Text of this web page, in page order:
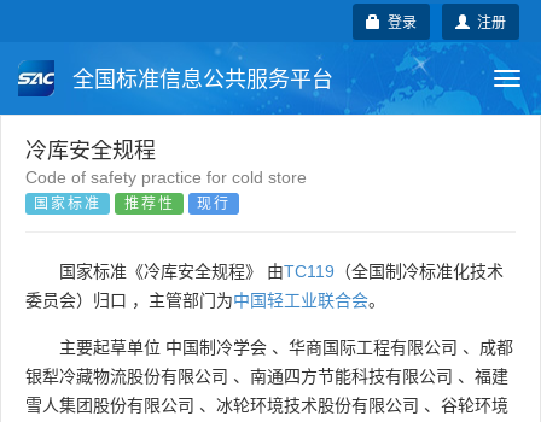
注册
登录
全国标准信息公共服务平台
国家标准
团体标准
国外标准 技术委员会
冷库安全规程
Code of safety practice for cold store
国家标准 推荐性 现行
国家标准《冷库安全规程》 由TC119 （全国制冷标准化技术
委员会）归口 ，主管部门为中国轻工业联合会。
主要起草单位 中国制冷学会 、 华商国际工程有限公司 、 成都
银犁冷藏物流股份有限公司 、 南通四方节能科技有限公司 、 福建
雪人集团股份有限公司 、 冰轮环境技术股份有限公司 、 谷轮环境